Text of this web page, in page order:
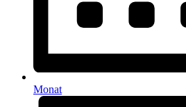
Monat